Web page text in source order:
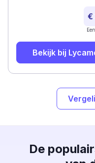
€
Bekijk bij
De